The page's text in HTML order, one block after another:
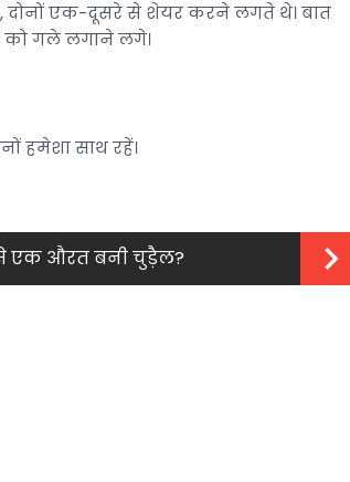
दोनों एक-दूसरे से शेयर करने लगते थे। बात
गले लगाने लगे।
हमेशा साथ रहें।
एक औरत बनी चुड़ैल?